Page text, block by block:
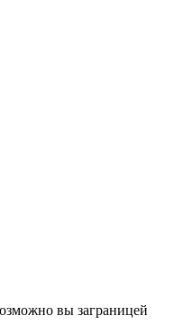
вы заграницей